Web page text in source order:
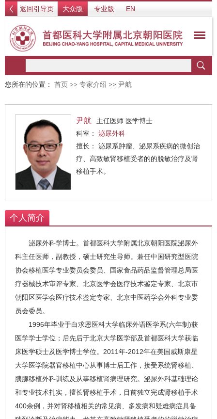
返回引导页 大众版 专业版 EN
您所在的位置： 首页 >> 专家介绍 >> 尹航
尹航
主任医师 医学博士
科室： 泌尿外科
擅长： 泌尿系肿瘤、泌尿系疾病的微创治
疗、高致敏肾移植受者的的脱敏治疗及肾
移植手术。
个人简介
泌尿外科学博士。首都医科大学附属北京朝阳医院泌尿外
科主任医师，副教授，硕士研究生导师。兼任中国研究型医院
协会移植医学专业委员会委员、国家食品药品监督管理总局医
疗器械技术审评专家、北京医学会医疗技术鉴定专家、北京市
朝阳区医学会医疗技术鉴定专家、北京中医药学会外科专业委
员会委员。
1996年毕业于白求恩医科大学临床外语医学系(六年制)获
医学学士学位；后先后于北京大学医学部及首都医科大学获临
床医学硕士及医学博士学位。2011年-2012年在美国威斯康星
大学医学院器官移植中心从事博士后工作，接受系统肾移植、
胰腺移植外科训练及从事移植肾病理研究。泌尿外科基础理论
和专业技术扎实，擅长肾移植手术，目前独立完成肾移植手术
400余例，并对肾移植相关的常见病、多发病和疑难病症具备